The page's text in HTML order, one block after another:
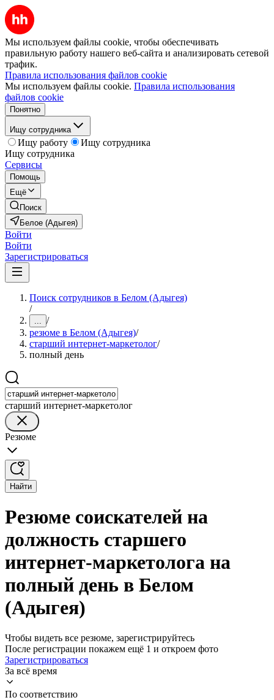
Мы используем файлы cookie, чтобы обеспечивать
правильную работу нашего веб-сайта и анализировать сетевой
трафик.
Правила использования файлов cookie
Мы используем файлы cookie. Правила использования
файлов cookie
Понятно
Ищу сотрудника
Ищу работу
Ищу сотрудника
Ищу сотрудника
Сервисы
Помощь
Ещё
Поиск
Белое (Адыгея)
Войти
Войти
Зарегистрироваться
Поиск сотрудников в Белом (Адыгея)
/
... /
резюме в Белом (Адыгея)/
старший интернет-маркетолог/
полный день
старший интернет-маркетолог
Резюме
Найти
Резюме соискателей на
должность старшего
интернет-маркетолога на
полный день в Белом
(Адыгея)
Чтобы видеть все резюме, зарегистрируйтесь
После регистрации покажем ещё 1 и откроем фото
Зарегистрироваться
За всё время
По соответствию